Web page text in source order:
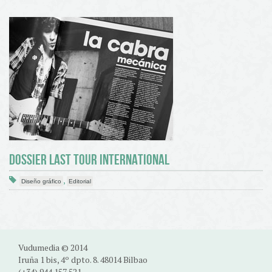
DOSSIER LAST TOUR INTERNATIONAL
Diseño gráfico , Editorial
Vudumedia © 2014
Iruña 1 bis, 4º dpto. 8. 48014 Bilbao